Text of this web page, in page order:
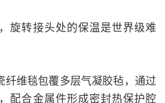
旋转接头处的保温是世界级难
纤维毯包覆多层气凝胶毡，通过
配合金属件形成密封热保护腔